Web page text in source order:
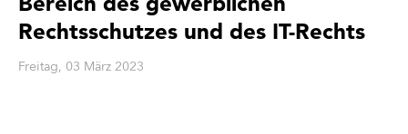
Rechtsschutzes und des IT-Rechts
Freitag, 03 März 2023